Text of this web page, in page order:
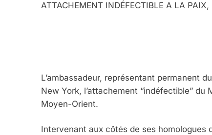
ATTACHEMENT INDÉFECTIBLE A LA
L’ambassadeur, représentant permanent
New York, l’attachement “indéfectible”
Moyen-Orient.
Intervenant aux côtés de ses homologues